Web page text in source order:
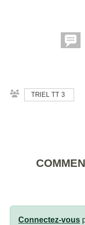
TRIEL TT 3
Connectez-vous